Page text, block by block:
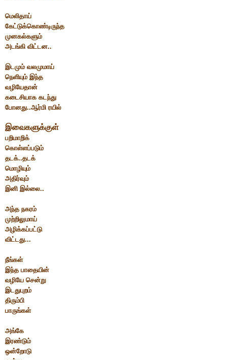
மெலிதாய்
கேட்டுக்கொண்டிருந்த
முனகல்களும்
அடங்கி விட்டன..
இடமும் வலமுமாய்
நெளியும் இந்த
வழியேதான்
கடைசியாக கடந்து
போனது..ஆர்மி ரயில்
இவைகளுக்குள்
பறிமாறிக்
கொள்ளப்படும்
தடக்..தடக்
மொழியும்
அதிர்வும்
இனி இல்லை..
அந்த நகரம்
முற்றிலுமாய்
அழிக்கப்பட்டு
விட்டது...
நீங்கள்
இந்த பாதையின்
வழியே சென்று
இடதுபுறம்
திரும்பி
பாருங்கள்
அங்கே
இரண்டும்
ஒன்றோடு